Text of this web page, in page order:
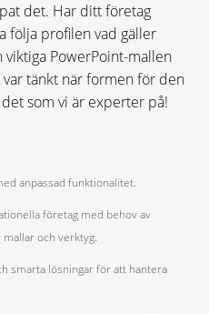
det. Har ditt företag
följa profilen vad gäller
PowerPoint-mallen
var tänkt när formen för den
som vi är experter på!
anpassad funktionalitet.
företag med behov av
och verktyg.
smarta lösningar för att hantera